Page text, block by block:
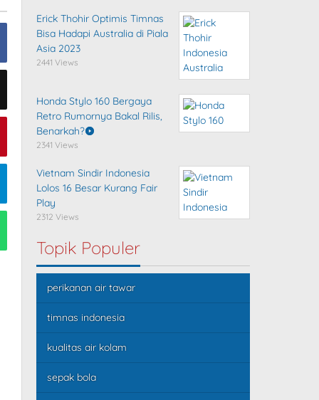
Erick Thohir Optimis Timnas
Bisa Hadapi Australia di Piala
Asia 2023
2441 Views
Honda Stylo 160 Bergaya
Retro Rumornya Bakal Rilis,
Benarkah?
2341 Views
Vietnam Sindir Indonesia
Lolos 16 Besar Kurang Fair
Play
2312 Views
Topik Populer
perikanan air tawar
timnas indonesia
kualitas air kolam
sepak bola